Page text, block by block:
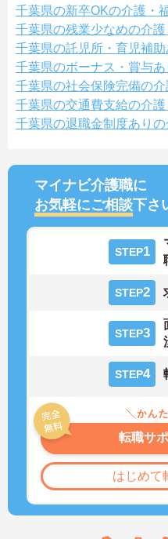
千葉県の新卒OKの介護・
千葉県の残業少なめの介護
千葉県の託児所・育児補
千葉県のボーナス・賞与
千葉県の社会保険完備の介
千葉県の交通費支給の介護
千葉県の退職金制度ありの
マイナビ介護職に
お気軽にご相談下さ
STEP1
STEP2
STEP3
STEP4
転職サ
はじめて